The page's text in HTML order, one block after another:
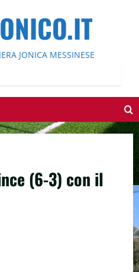
JONICA MESSINESE
(6-3) con il